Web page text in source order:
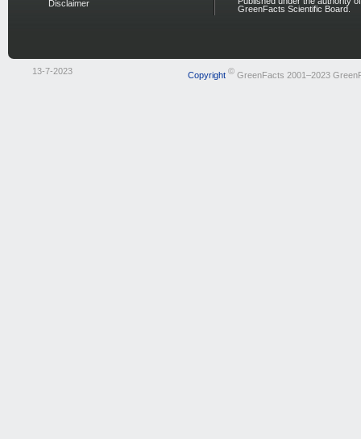
Disclaimer
GreenFacts Scientific Board.
13-7-2023 Copyright ©GreenFacts 2001–2023